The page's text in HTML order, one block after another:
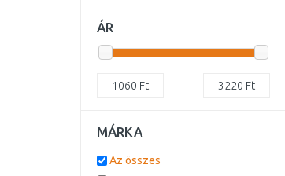
ÁR
1060 Ft 3220 Ft
MÁRKA
Az összes